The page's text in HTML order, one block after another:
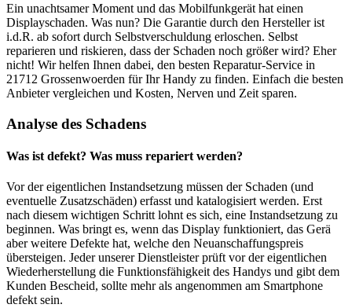
Ein unachtsamer Moment und das Mobilfunkgerät hat einen
Displayschaden. Was nun? Die Garantie durch den Hersteller ist
i.d.R. ab sofort durch Selbstverschuldung erloschen. Selbst
reparieren und riskieren, dass der Schaden noch größer wird? Eher
nicht! Wir helfen Ihnen dabei, den besten Reparatur-Service in
21712 Grossenwoerden für Ihr Handy zu finden. Einfach die besten
Anbieter vergleichen und Kosten, Nerven und Zeit sparen.
Analyse des Schadens
Was ist defekt? Was muss repariert werden?
Vor der eigentlichen Instandsetzung müssen der Schaden (und
eventuelle Zusatzschäden) erfasst und katalogisiert werden. Erst
nach diesem wichtigen Schritt lohnt es sich, eine Instandsetzung zu
beginnen. Was bringt es, wenn das Display funktioniert, das Gerä
aber weitere Defekte hat, welche den Neuanschaffungspreis
übersteigen. Jeder unserer Dienstleister prüft vor der eigentlichen
Wiederherstellung die Funktionsfähigkeit des Handys und gibt dem
Kunden Bescheid, sollte mehr als angenommen am Smartphone
defekt sein.